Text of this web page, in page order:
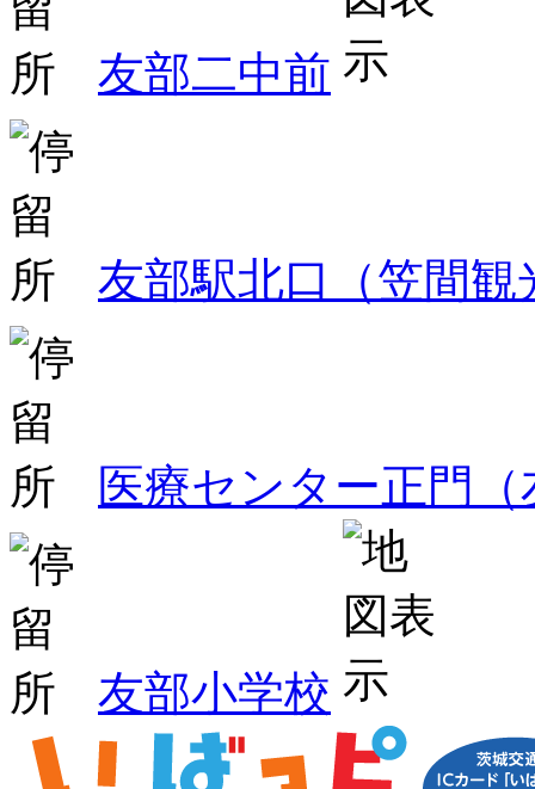
友部二中前
友部駅北口（笠間観
医療センター正門（
友部小学校